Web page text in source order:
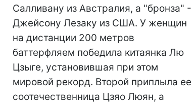
Салливану из Австралия, а "бронза" -
Джейсону Лезаку из США. У женщин
на дистанции 200 метров
баттерфляем победила китаянка Лю
Цзыге, установившая при этом
мировой рекорд. Второй приплыла ее
соотечественница Цзяо Люян, а